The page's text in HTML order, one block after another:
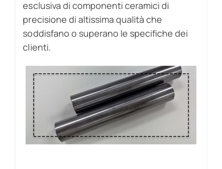
esclusiva di componenti ceramici di
precisione di altissima qualità che
soddisfano o superano le specifiche dei
clienti.